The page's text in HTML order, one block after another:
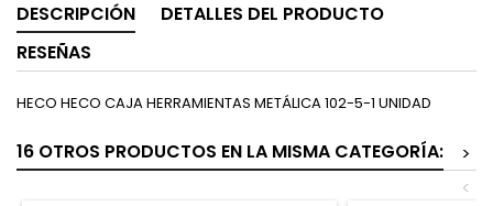
DESCRIPCIÓN
DETALLES DEL PRODUCTO
RESEÑAS
HECO HECO CAJA HERRAMIENTAS METÁLICA 102-5-1 UNIDAD
16 OTROS PRODUCTOS EN LA MISMA CATEGORÍA:
>
<